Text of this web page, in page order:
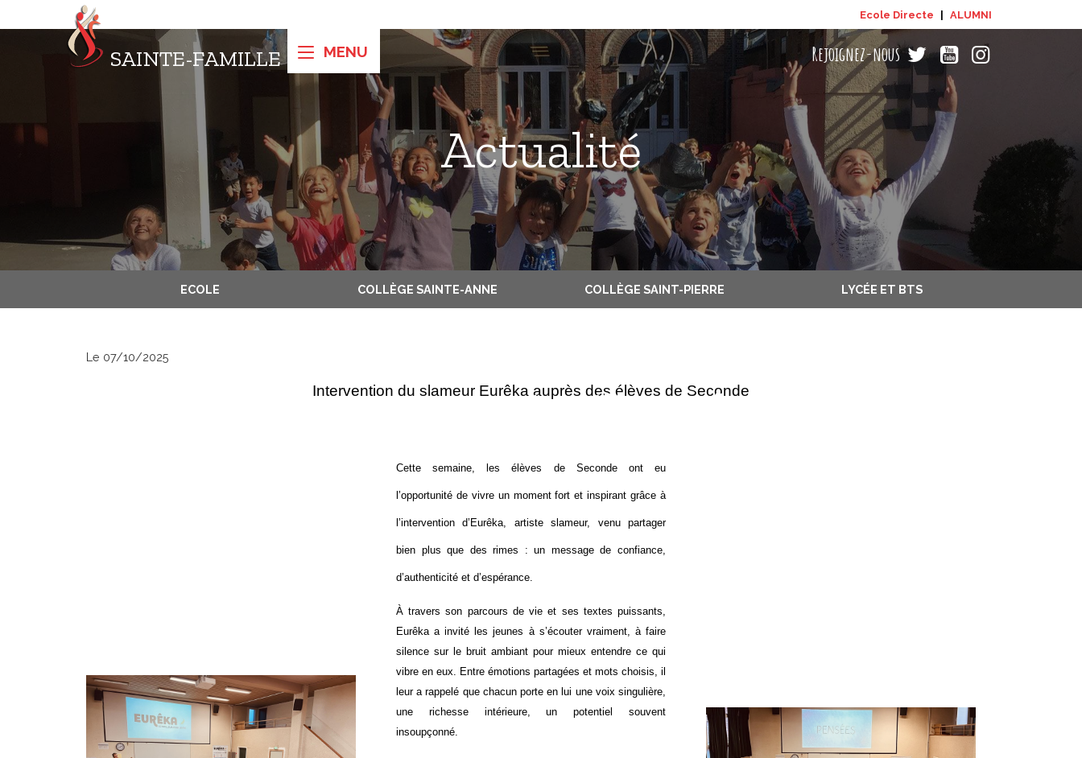
Ecole Directe | ALUMNI
SAINTE-FAMILLE
ECOLE COLLÈGE SAINTE-ANNE COLLÈGE SAINT-PIERRE LYCÉE ET BTS
Quand les mots réveillent les cœurs
Le 07/10/2025
Intervention du slameur Eurêka auprès des élèves de Seconde
Cette semaine, les élèves de Seconde ont eu
l’opportunité de vivre un moment fort et inspirant grâce à
l’intervention d’Eurêka, artiste slameur, venu partager
bien plus que des rimes : un message de confiance,
d’authenticité et d’espérance.
À travers son parcours de vie et ses textes puissants,
Eurêka a invité les jeunes à s’écouter vraiment, à faire
silence sur le bruit ambiant pour mieux entendre ce qui
vibre en eux. Entre émotions partagées et mots choisis, il
leur a rappelé que chacun porte en lui une voix singulière,
une richesse intérieure, un potentiel souvent
insoupçonné.